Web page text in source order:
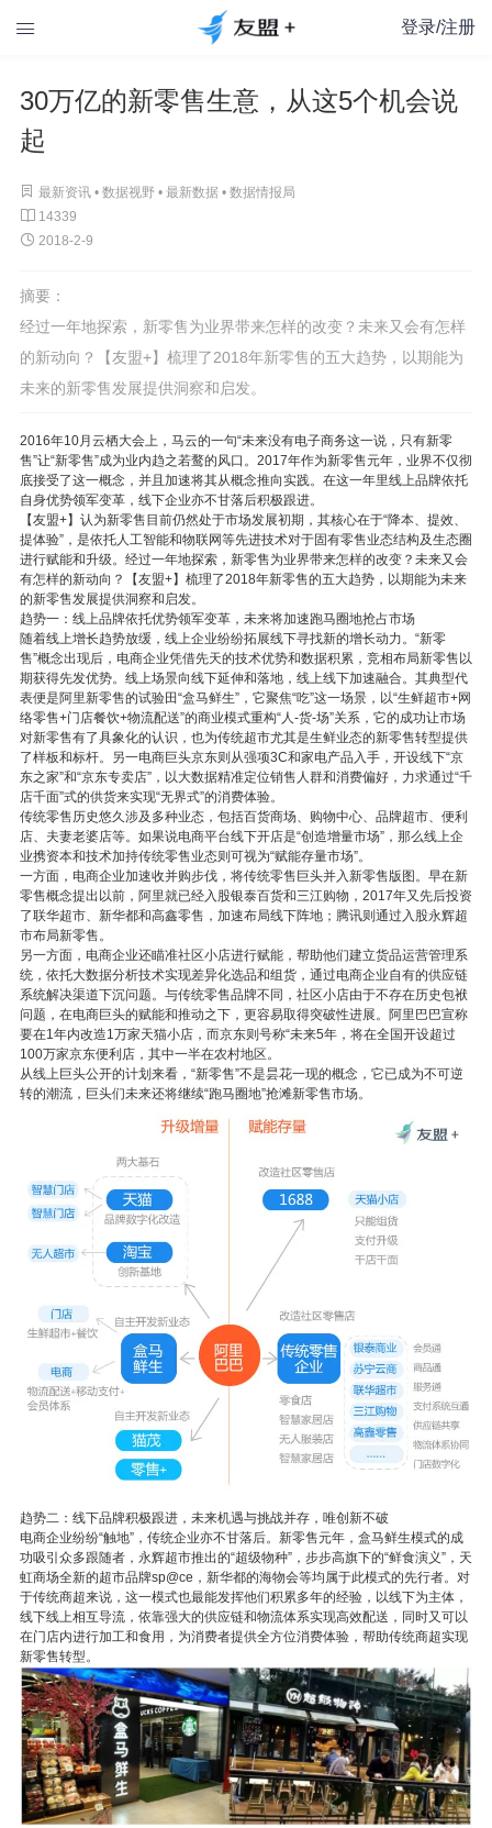
 登录/注册
30万亿的新零售生意，从这5个机会说
起
 最新资讯 • 数据视野 • 最新数据• 数据情报局

14339
 2018-2-9
摘要：
经过一年地探索，新零售为业界带来怎样的改变？未来又会有怎样
的新动向？【友盟+】梳理了2018年新零售的五大趋势，以期能为
未来的新零售发展提供洞察和启发。
2016年10月云栖大会上，马云的一句“未来没有电子商务这一说，只有新零
售”让“新零售”成为业内趋之若鹜的风口。2017年作为新零售元年，业界不仅彻
底接受了这一概念，并且加速将其从概念推向实践。在这一年里线上品牌依托
自身优势领军变革，线下企业亦不甘落后积极跟进。
【友盟+】认为新零售目前仍然处于市场发展初期，其核心在于“降本、提效、
提体验”，是依托人工智能和物联网等先进技术对于固有零售业态结构及生态圈
进行赋能和升级。经过一年地探索，新零售为业界带来怎样的改变？未来又会
有怎样的新动向？【友盟+】梳理了2018年新零售的五大趋势，以期能为未来
的新零售发展提供洞察和启发。
趋势一：线上品牌依托优势领军变革，未来将加速跑马圈地抢占市场
随着线上增长趋势放缓，线上企业纷纷拓展线下寻找新的增长动力。“新零
售”概念出现后，电商企业凭借先天的技术优势和数据积累，竞相布局新零售以
期获得先发优势。线上场景向线下延伸和落地，线上线下加速融合。其典型代
表便是阿里新零售的试验田“盒马鲜生”，它聚焦“吃”这一场景，以“生鲜超市+网
络零售+门店餐饮+物流配送”的商业模式重构“人-货-场”关系，它的成功让市场
对新零售有了具象化的认识，也为传统超市尤其是生鲜业态的新零售转型提供
了样板和标杆。另一电商巨头京东则从强项3C和家电产品入手，开设线下“京
东之家”和“京东专卖店”，以大数据精准定位销售人群和消费偏好，力求通过“千
店千面”式的供货来实现“无界式”的消费体验。
传统零售历史悠久涉及多种业态，包括百货商场、购物中心、品牌超市、便利
店、夫妻老婆店等。如果说电商平台线下开店是“创造增量市场”，那么线上企
业携资本和技术加持传统零售业态则可视为“赋能存量市场”。
一方面，电商企业加速收并购步伐，将传统零售巨头并入新零售版图。早在新
零售概念提出以前，阿里就已经入股银泰百货和三江购物，2017年又先后投资
了联华超市、新华都和高鑫零售，加速布局线下阵地；腾讯则通过入股永辉超
市布局新零售。
另一方面，电商企业还瞄准社区小店进行赋能，帮助他们建立货品运营管理系
统，依托大数据分析技术实现差异化选品和组货，通过电商企业自有的供应链
系统解决渠道下沉问题。与传统零售品牌不同，社区小店由于不存在历史包袱
问题，在电商巨头的赋能和推动之下，更容易取得突破性进展。阿里巴巴宣称
要在1年内改造1万家天猫小店，而京东则号称“未来5年，将在全国开设超过
100万家京东便利店，其中一半在农村地区。
从线上巨头公开的计划来看，“新零售”不是昙花一现的概念，它已成为不可逆
转的潮流，巨头们未来还将继续“跑马圈地”抢滩新零售市场。
趋势二：线下品牌积极跟进，未来机遇与挑战并存，唯创新不破
电商企业纷纷“触地”，传统企业亦不甘落后。新零售元年，盒马鲜生模式的成
功吸引众多跟随者，永辉超市推出的“超级物种”，步步高旗下的“鲜食演义”，天
虹商场全新的超市品牌sp@ce，新华都的海物会等均属于此模式的先行者。对
于传统商超来说，这一模式也最能发挥他们积累多年的经验，以线下为主体，
线下线上相互导流，依靠强大的供应链和物流体系实现高效配送，同时又可以
在门店内进行加工和食用，为消费者提供全方位消费体验，帮助传统商超实现
新零售转型。